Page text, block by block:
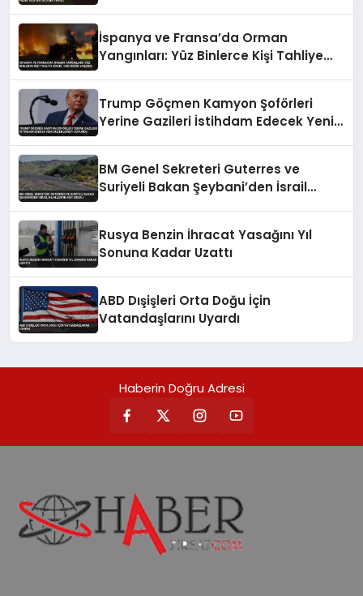
İspanya ve Fransa’da Orman
Yangınları: Yüz Binlerce Kişi Tahliye
Trump Göçmen Kamyon Şoförleri
Yerine Gazileri İstihdam Edecek Yeni
BM Genel Sekreteri Guterres ve
Suriyeli Bakan Şeybani’den İsrail
Rusya Benzin İhracat Yasağını Yıl
Sonuna Kadar Uzattı
ABD Dışişleri Orta Doğu İçin
Vatandaşlarını Uyardı
Haberin Doğru Adresi